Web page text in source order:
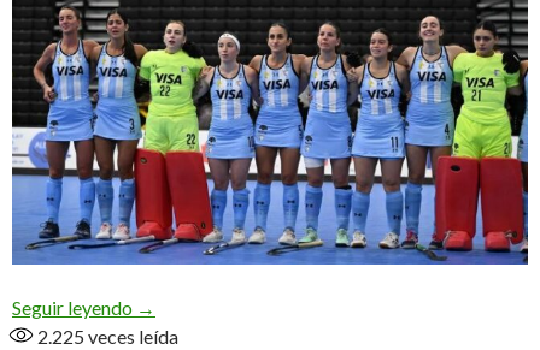
Seguir leyendo El campeón con el pie derecho, dura caída de las
→
2.225 veces leída